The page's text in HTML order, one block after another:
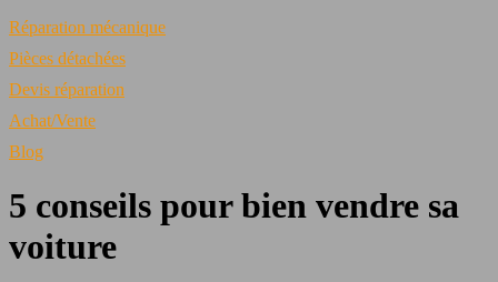
Réparation mécanique
Pièces détachées
Devis réparation
Achat/Vente
Blog
5 conseils pour bien vendre sa
voiture